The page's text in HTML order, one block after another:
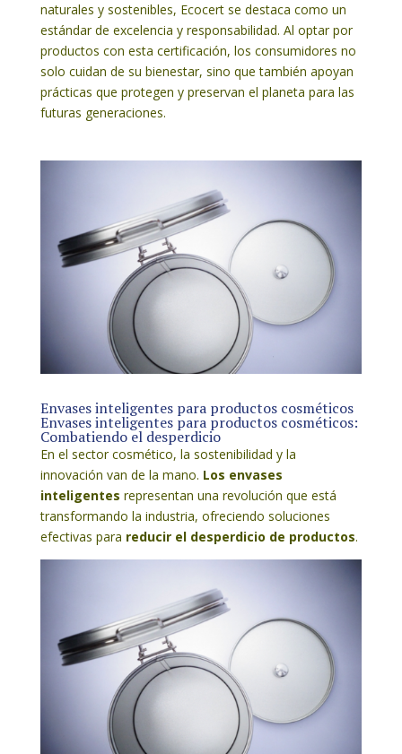
naturales y sostenibles, Ecocert se destaca como un
estándar de excelencia y responsabilidad. Al optar por
productos con esta certificación, los consumidores no
solo cuidan de su bienestar, sino que también apoyan
prácticas que protegen y preservan el planeta para las
futuras generaciones.
Envases inteligentes para productos cosméticos
Envases inteligentes para productos cosméticos:
Combatiendo el desperdicio
En el sector cosmético, la sostenibilidad y la
innovación van de la mano. Los envases
inteligentes representan una revolución que está
transformando la industria, ofreciendo soluciones
efectivas para reducir el desperdicio de productos.